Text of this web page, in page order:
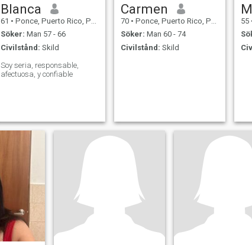
Blanca
61 • Ponce, Puerto Rico, Puerto Rico
Söker: Man 57 - 66
Civilstånd: Skild
Soy seria, responsable,
afectuosa, y confiable
Carmen
70 • Ponce, Puerto Rico, Puerto Rico
Söker: Man 60 - 74
Civilstånd: Skild
55